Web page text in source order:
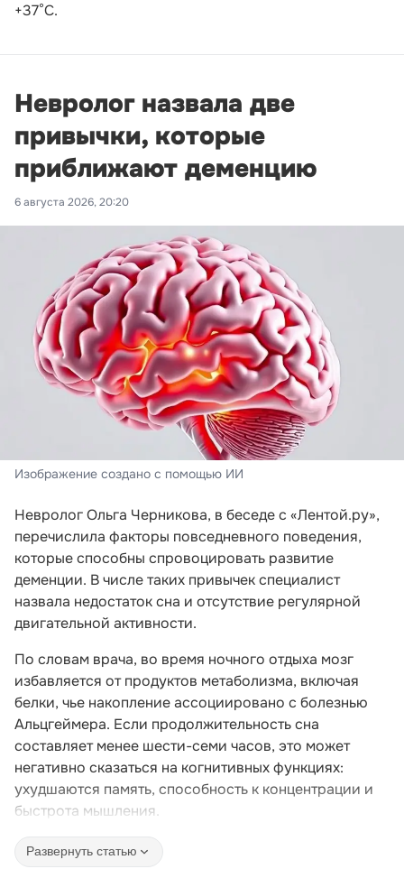
+37°С.
Невролог назвала две
привычки, которые
приближают деменцию
6 августа 2026, 20:20
Изображение создано с помощью ИИ
Невролог Ольга Черникова, в беседе с «Лентой.ру»,
перечислила факторы повседневного поведения,
которые способны спровоцировать развитие
деменции. В числе таких привычек специалист
назвала недостаток сна и отсутствие регулярной
двигательной активности.
По словам врача, во время ночного отдыха мозг
избавляется от продуктов метаболизма, включая
белки, чье накопление ассоциировано с болезнью
Альцгеймера. Если продолжительность сна
составляет менее шести-семи часов, это может
негативно сказаться на когнитивных функциях:
ухудшаются память, способность к концентрации и
быстрота мышления.
Развернуть статью